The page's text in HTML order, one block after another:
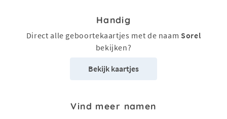
Handig
Direct alle geboortekaartjes met de naam Sorel
bekijken?
Bekijk kaartjes
Vind meer namen